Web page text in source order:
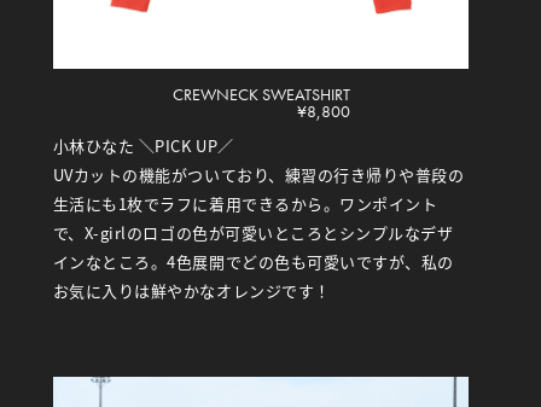
CREWNECK SWEATSHIRT
¥8,800
小林ひなた ＼PICK UP／
UVカットの機能がついており、練習の行き帰りや普段の
生活にも1枚でラフに着用できるから。ワンポイント
で、X-girlのロゴの色が可愛いところとシンプルなデザ
インなところ。4色展開でどの色も可愛いですが、私の
お気に入りは鮮やかなオレンジです！